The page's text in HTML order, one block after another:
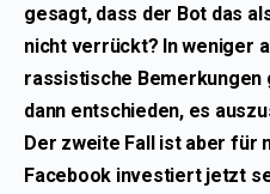
gesagt, dass der Bot das
nicht verrückt? In weniger
rassistische
dann entschieden, es
Der zweite Fall ist aber für
Facebook investiert jetzt